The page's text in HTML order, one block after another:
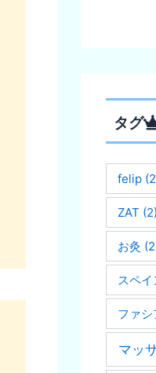
タグ
felip
ZAT (2)
お灸
スペイ
ファシ
マッ